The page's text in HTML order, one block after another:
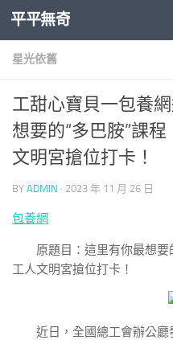
Skip to content
平平無奇
星光依舊
工甜心寶貝一包養
想要的“多巴胺”課
文明宮搶位打卡！
BY ADMIN · 2023 年 11 月 26 日
包養網
原題目：這里有你最想要
工人文明宮搶位打卡！
近日，全國總工會辦公